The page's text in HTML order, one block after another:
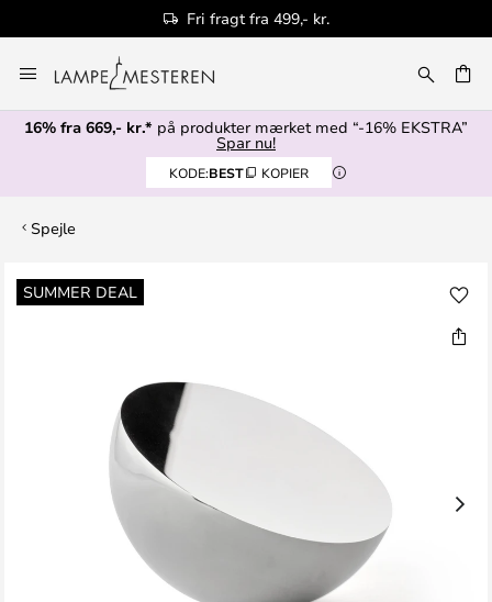
Fri fragt fra 499,- kr.
to
Content
16% fra 669,- kr.* på produkter mærket med “-16% EKSTRA”
Spar nu!
KODE:BEST KOPIER
Spejle
SUMMER DEAL
Gå
til